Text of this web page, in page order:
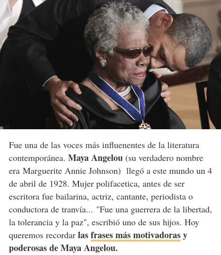
Fue una de las voces más influenentes de la literatura
contemporánea. Maya Angelou(su verdadero nombre
era Marguerite Annie Johnson) llegó a este mundo un 4
de abril de 1928. Mujer polifacetica, antes de ser
escritora fue bailarina, actriz, cantante, periodista o
conductora de tranvía... "Fue una guerrera de la libertad,
la tolerancia y la paz", escribió uno de sus hijos. Hoy
queremos recordarlasfrases más motivadorasy
poderosas de Maya Angelou.